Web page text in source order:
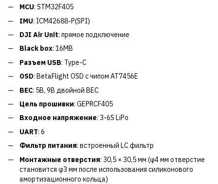
MCU: STM32F405
IMU: ICM42688-P(SPI)
DJI Air Unit: прямое подключение
Black box: 16MB
Разъем USB: Type-C
OSD: BetaFlight OSD с чипом AT7456E
BEC: 5В, 9В двойной BEC
Цель прошивки: GEPRCF405
Входное напряжение: 3-6S LiPo
UART: 6
Фильтр питания: встроенный LC фильтр
Монтажные отверстия: 30,5 × 30,5 мм (φ4 мм отверстие
становится φ3 мм после использования силиконового
амортизационного кольца)